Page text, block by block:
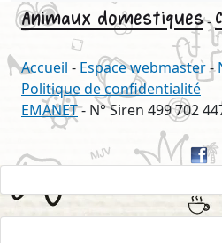
Animaux domestiques-
Accueil - Espace webmaster-
Politique de confidentialité
EMANET- N° Siren 499 702